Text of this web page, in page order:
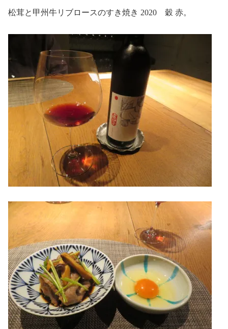
松茸と甲州牛リブロースのすき焼き 2020 穀 赤。